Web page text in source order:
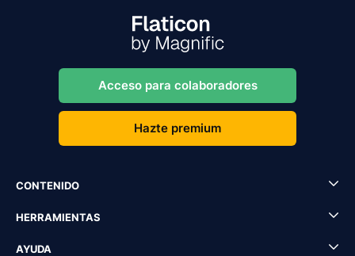
Acceso para colaboradores
Hazte premium
CONTENIDO
HERRAMIENTAS
AYUDA